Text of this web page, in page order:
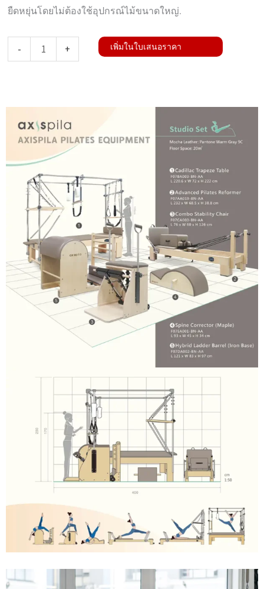
ยืดหยุ่นโดยไม่ต้องใช้อุปกรณ์ไม้ขนาดใหญ่.
-
Spine
+ เพิ่มในใบเสนอราคา